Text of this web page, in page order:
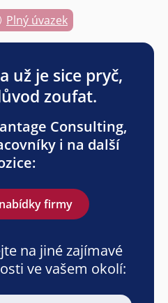
Plný úvazek
už je sice pryč,
zoufat.
Consulting,
i na další
firmy
na jiné zajímavé
ve vašem okolí: